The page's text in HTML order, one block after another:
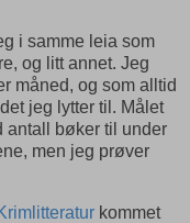
i samme leia som
og litt annet. Jeg
måned, og som alltid
jeg lytter til. Målet
antall bøker til under
men jeg prøver
kommet